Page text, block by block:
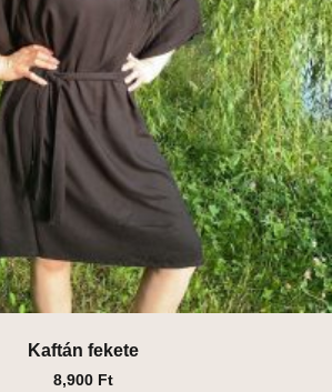
Kaftán fekete
8,900 Ft